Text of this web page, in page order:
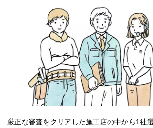
厳正な審査をクリアした施工店の中から1社